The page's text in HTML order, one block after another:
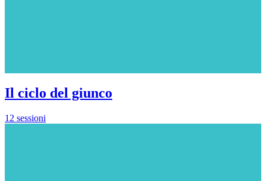
Il ciclo del giunco
12 sessioni